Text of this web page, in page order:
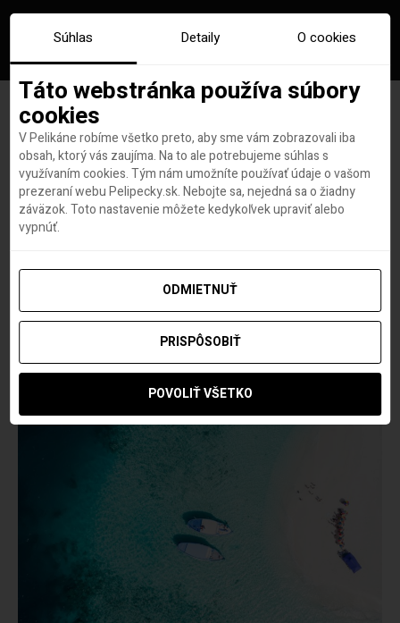
Cesta okolo sveta z
Bratislavy! Londýn – LA –
Fidži – Hong Kong či Singapur
Hana Hudson 11. NOVEMBRA 2019
Súhlas Detaily O cookies
Táto webstránka používa súbory
cookies
V Pelikáne robíme všetko preto, aby sme vám zobrazovali iba
obsah, ktorý vás zaujíma. Na to ale potrebujeme súhlas s
využívaním cookies. Tým nám umožníte používať údaje o vašom
prezeraní webu Pelipecky.sk. Nebojte sa, nejedná sa o žiadny
záväzok. Toto nastavenie môžete kedykoľvek upraviť alebo
vypnúť.
ODMIETNUŤ
PRISPÔSOBIŤ
POVOLIŤ VŠETKO